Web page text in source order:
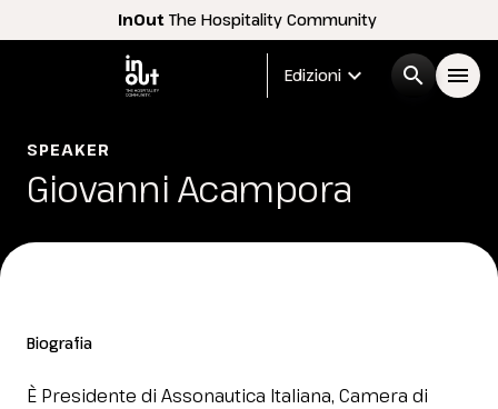
InOut The Hospitality Community
Edizioni expand_more search menu
Menù
SPEAKER
Giovanni Acampora
Biografia
È Presidente di Assonautica Italiana, Camera di